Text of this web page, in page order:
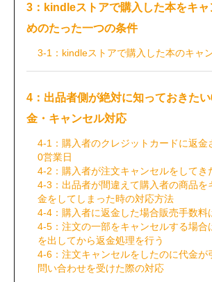
3：kindleストアで購入した本をキャ
めのたった一つの条件
3-1：kindleストアで購入した本のキャ
4：出品者側が絶対に知っておきた
金・キャンセル対応
4-1：購入者のクレジットカードに返金
0営業日
4-2：購入者が注文キャンセルをしてき
4-3：出品者が間違えて購入者の商品を
金をしてしまった時の対応方法
4-4：購入者に返金した場合販売手数料
4-5：注文の一部をキャンセルする場合
を出してから返金処理を行う
4-6：注文キャンセルをしたのに代金が
問い合わせを受けた際の対応